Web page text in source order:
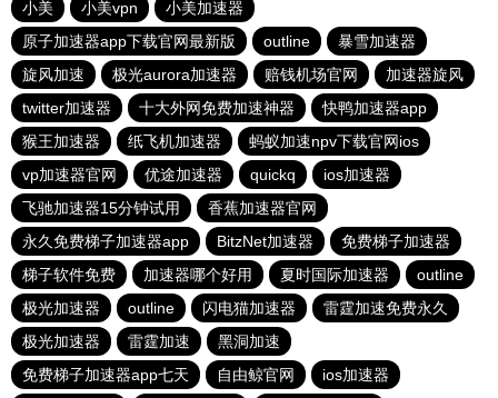
小美
小美vpn
小美加速器
原子加速器app下载官网最新版
outline
暴雪加速器
旋风加速
极光aurora加速器 赔钱机场官网
加速器旋风
twitter加速器
十大外网免费加速神器
快鸭加速器app
猴王加速器
纸飞机加速器
蚂蚁加速npv下载官网ios
vp加速器官网
优途加速器 quickq
ios加速器
飞驰加速器15分钟试用
香蕉加速器官网
永久免费梯子加速器app
BitzNet加速器
免费梯子加速器
梯子软件免费
加速器哪个好用 夏时国际加速器
outline
极光加速器
outline 闪电猫加速器
雷霆加速免费永久
极光加速器
雷霆加速
黑洞加速
免费梯子加速器app七天
自由鲸官网
ios加速器